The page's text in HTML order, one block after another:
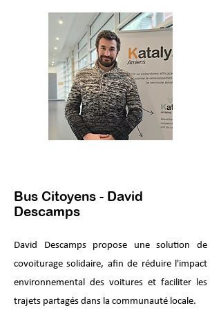
Bus Citoyens - David
Descamps
David Descamps propose une solution de
covoiturage solidaire, afin de réduire l'impact
environnemental des voitures et faciliter les
trajets partagés dans la communauté locale.